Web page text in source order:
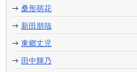
桑形萌花
新田朋哉
東郷丈児
田中輝乃